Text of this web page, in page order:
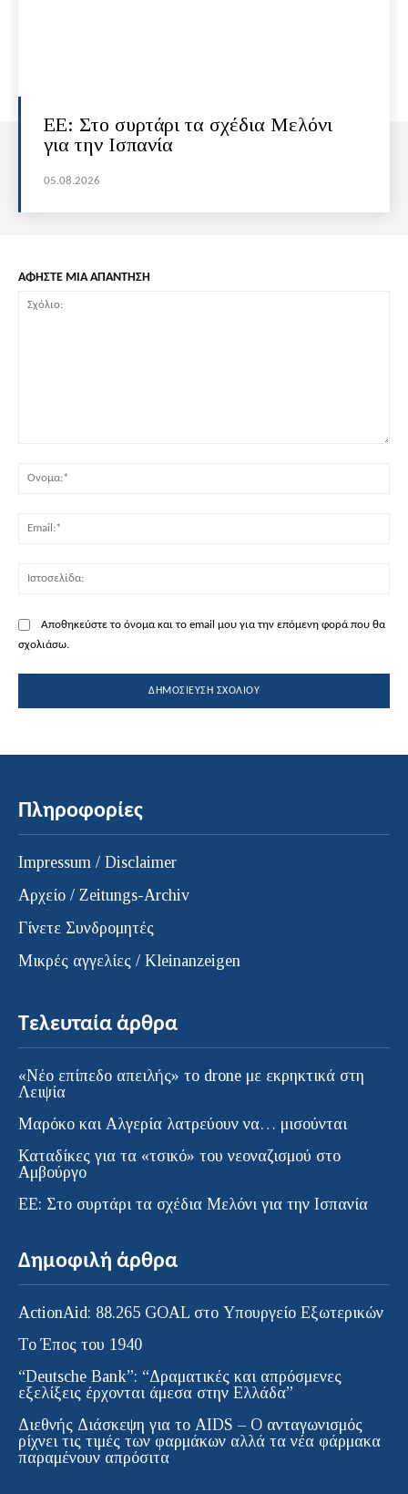
ΕΕ: Στο συρτάρι τα σχέδια Μελόνι
για την Ισπανία
05.08.2026
ΑΦΗΣΤΕ ΜΙΑ ΑΠΑΝΤΗΣΗ
Αποθηκεύστε το όνομα και το email μου για την επόμενη φορά που θα
σχολιάσω.
Πληροφορίες
Impressum / Disclaimer
Αρχείο / Zeitungs-Archiv
Γίνετε Συνδρομητές
Μικρές αγγελίες / Kleinanzeigen
Τελευταία άρθρα
«Νέο επίπεδο απειλής» το drone με εκρηκτικά στη
Λειψία
Μαρόκο και Αλγερία λατρεύουν να… μισούνται
Καταδίκες για τα «τσικό» του νεοναζισμού στο
Αμβούργο
ΕΕ: Στο συρτάρι τα σχέδια Μελόνι για την Ισπανία
Δημοφιλή άρθρα
ActionAid: 88.265 GOAL στο Υπουργείο Εξωτερικών
Το Έπος του 1940
“Deutsche Bank”: “Δραματικές και απρόσμενες
εξελίξεις έρχονται άμεσα στην Ελλάδα”
Διεθνής Διάσκεψη για το AIDS – Ο ανταγωνισμός
ρίχνει τις τιμές των φαρμάκων αλλά τα νέα φάρμακα
παραμένουν απρόσιτα